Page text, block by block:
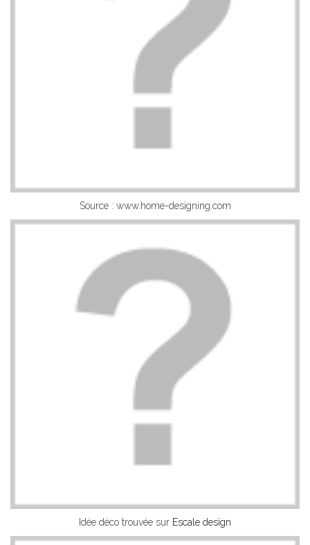
Source : www.home-designing.com
Idée déco trouvée sur Escale design